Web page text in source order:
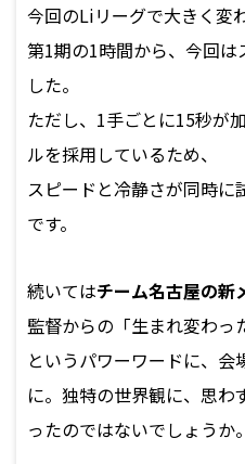
今回のLiリーグで大きく変
第1期の1時間から、今回
した。
ただし、1手ごとに15秒が
ルを採用しているため、
スピードと冷静さが同時に
です。
続いてはチーム名古屋の新
監督からの「生まれ変わっ
というパワーワードに、
に。独特の世界観に、思
ったのではないでしょうか。